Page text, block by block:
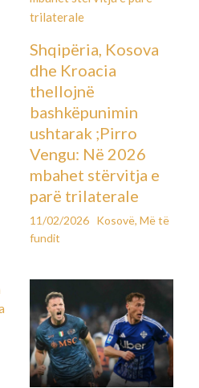
Shqipëria, Kosova
dhe Kroacia
thellojnë
bashkëpunimin
ushtarak ;Pirro
Vengu: Në 2026
mbahet stërvitja e
parë trilaterale
11/02/2026 Kosovë, Më të
fundit